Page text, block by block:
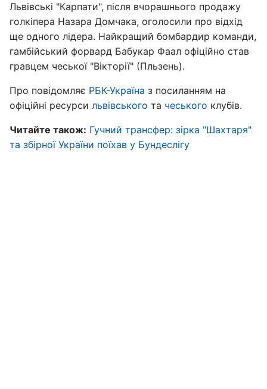
Львівські "Карпати", після вчорашнього продажу
голкіпера Назара Домчака, оголосили про відхід
ще одного лідера. Найкращий бомбардир команди,
гамбійський форвард Бабукар Фаал офіційно став
гравцем чеської "Вікторії" (Пльзень).
Про повідомляє РБК-Україна з посиланням на
офіційні ресурси львівського та чеського клубів.
Читайте також: Гучний трансфер: зірка "Шахтаря"
та збірної України поїхав у Бундеслігу